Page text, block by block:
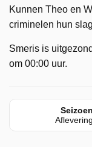
Kunnen Theo en
criminelen hun
Smeris is
om 00:00 uur.